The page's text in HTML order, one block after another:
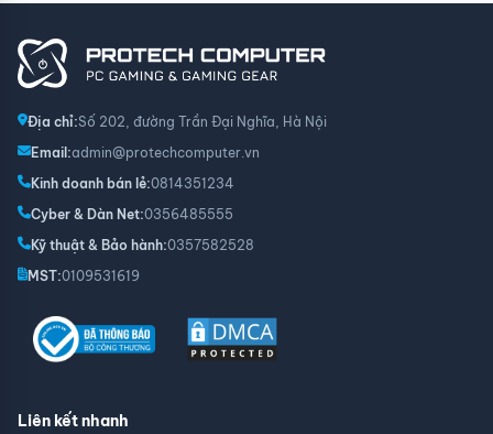
Địa chỉ:Số 202, đường Trần Đại Nghĩa, Hà Nội
Email:admin@protechcomputer.vn
Kinh doanh bán lẻ:0814351234
Cyber & Dàn Net:0356485555
Kỹ thuật & Bảo hành:0357582528
MST:0109531619
Liên kết nhanh